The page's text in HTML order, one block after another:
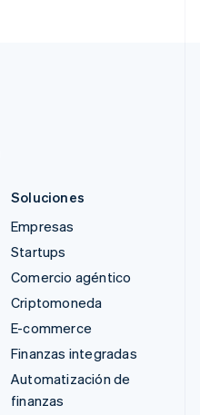
Soluciones
Empresas
Startups
Comercio agéntico
Criptomoneda
E-commerce
Finanzas integradas
Automatización de
finanzas